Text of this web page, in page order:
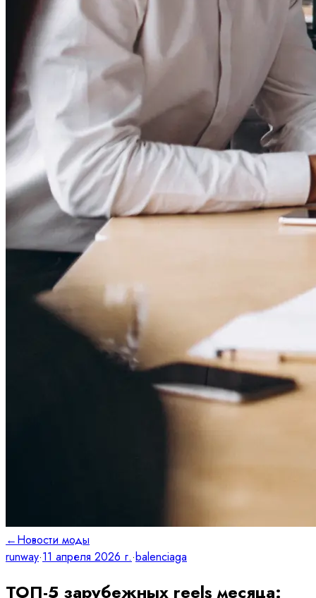
←Новости моды
runway·11 апреля 2026 г.·balenciaga
ТОП-5 зарубежных reels месяца: